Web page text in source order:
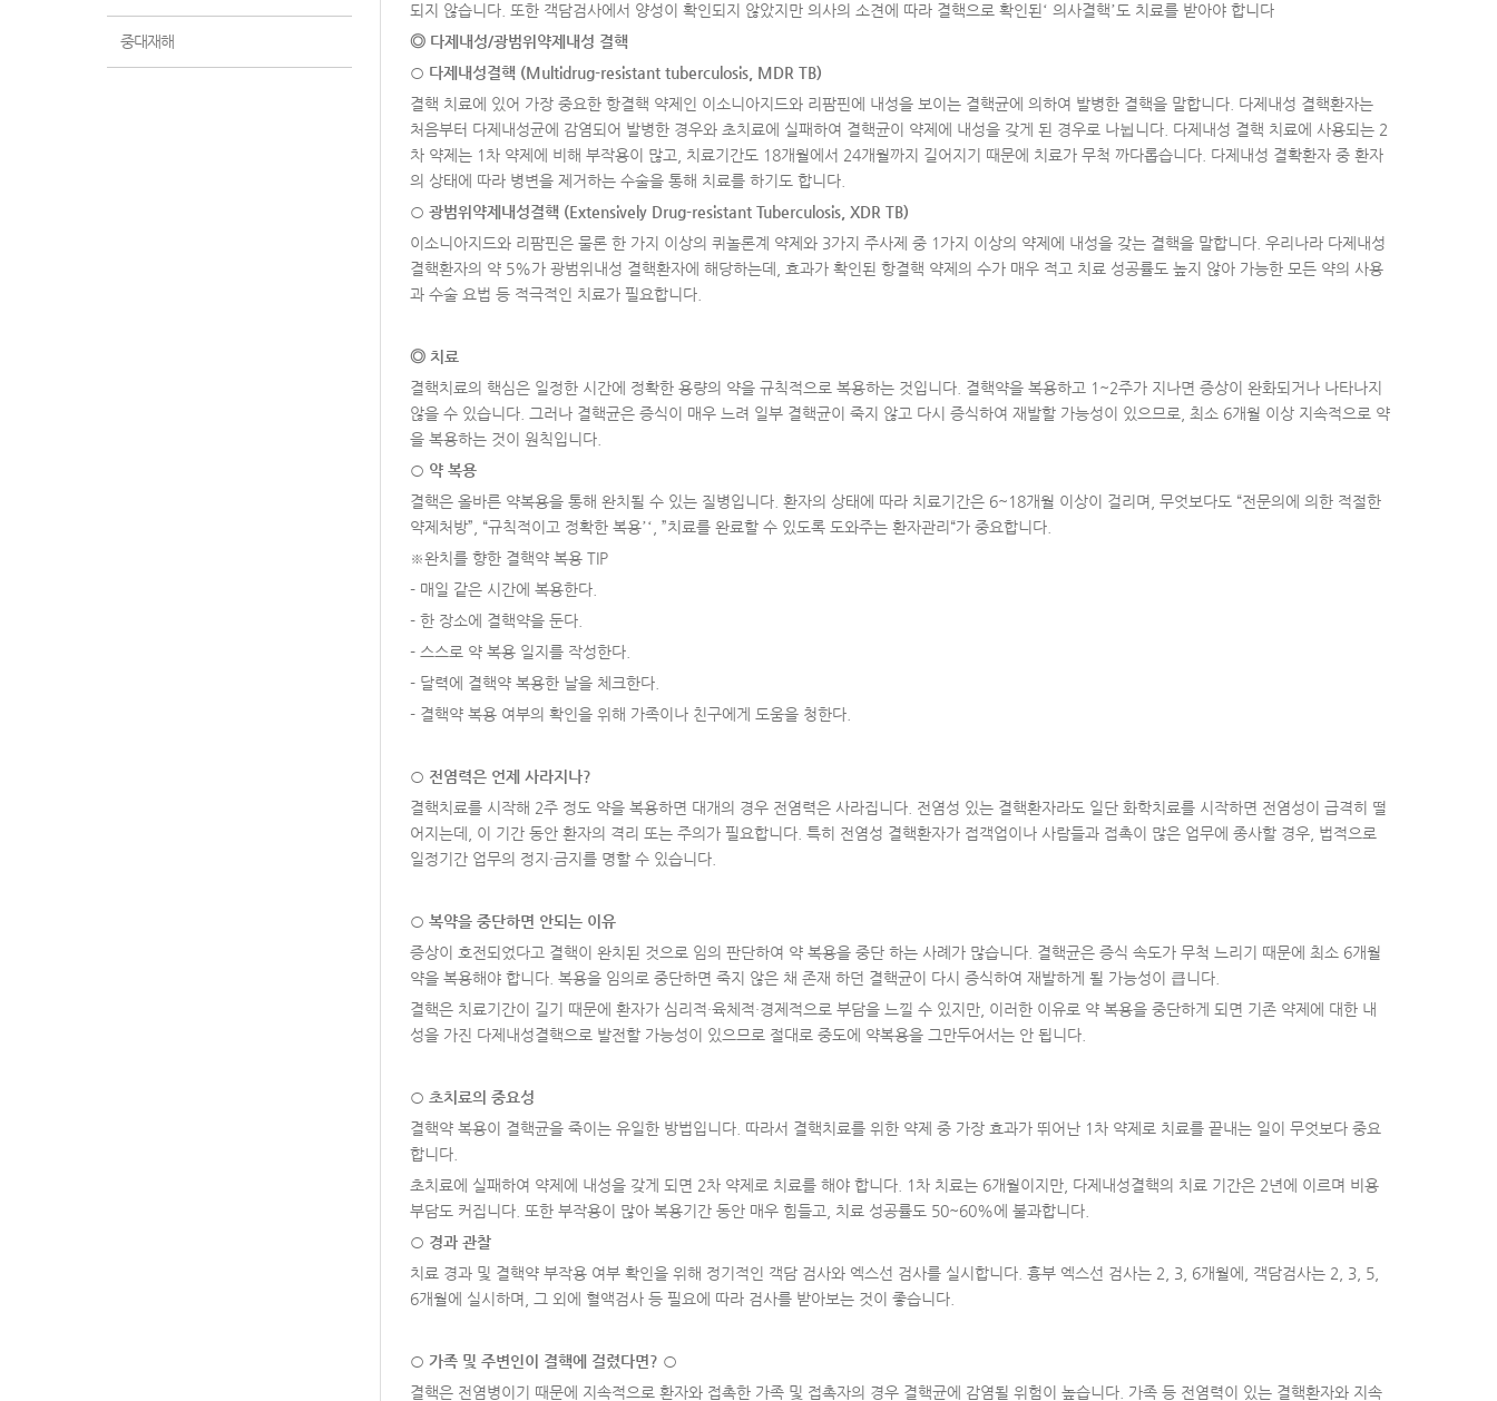
중대재해
되지 않습니다. 또한 객담검사에서 양성이 확인되지 않았지만 의사의 소견에 따라 결핵으로 확인된‘ 의사결핵’도 치료를 받아야 합니다
◎ 다제내성/광범위약제내성 결핵
○ 다제내성결핵 (Multidrug-resistant tuberculosis, MDR TB)
결핵 치료에 있어 가장 중요한 항결핵 약제인 이소니아지드와 리팜핀에 내성을 보이는 결핵균에 의하여 발병한 결핵을 말합니다. 다제내성 결핵환자는
처음부터 다제내성균에 감염되어 발병한 경우와 초치료에 실패하여 결핵균이 약제에 내성을 갖게 된 경우로 나뉩니다. 다제내성 결핵 치료에 사용되는 2
차 약제는 1차 약제에 비해 부작용이 많고, 치료기간도 18개월에서 24개월까지 길어지기 때문에 치료가 무척 까다롭습니다. 다제내성 결확환자 중 환자
의 상태에 따라 병변을 제거하는 수술을 통해 치료를 하기도 합니다.
○ 광범위약제내성결핵 (Extensively Drug-resistant Tuberculosis, XDR TB)
이소니아지드와 리팜핀은 물론 한 가지 이상의 퀴놀론계 약제와 3가지 주사제 중 1가지 이상의 약제에 내성을 갖는 결핵을 말합니다. 우리나라 다제내성
결핵환자의 약 5%가 광범위내성 결핵환자에 해당하는데, 효과가 확인된 항결핵 약제의 수가 매우 적고 치료 성공률도 높지 않아 가능한 모든 약의 사용
과 수술 요법 등 적극적인 치료가 필요합니다.
◎ 치료
결핵치료의 핵심은 일정한 시간에 정확한 용량의 약을 규칙적으로 복용하는 것입니다. 결핵약을 복용하고 1~2주가 지나면 증상이 완화되거나 나타나지
않을 수 있습니다. 그러나 결핵균은 증식이 매우 느려 일부 결핵균이 죽지 않고 다시 증식하여 재발할 가능성이 있으므로, 최소 6개월 이상 지속적으로 약
을 복용하는 것이 원칙입니다.
○ 약 복용
결핵은 올바른 약복용을 통해 완치될 수 있는 질병입니다. 환자의 상태에 따라 치료기간은 6~18개월 이상이 걸리며, 무엇보다도 “전문의에 의한 적절한
약제처방”, “규칙적이고 정확한 복용’‘, ”치료를 완료할 수 있도록 도와주는 환자관리“가 중요합니다.
※완치를 향한 결핵약 복용 TIP
- 매일 같은 시간에 복용한다.
- 한 장소에 결핵약을 둔다.
- 스스로 약 복용 일지를 작성한다.
- 달력에 결핵약 복용한 날을 체크한다.
- 결핵약 복용 여부의 확인을 위해 가족이나 친구에게 도움을 청한다.
○ 전염력은 언제 사라지나?
결핵치료를 시작해 2주 정도 약을 복용하면 대개의 경우 전염력은 사라집니다. 전염성 있는 결핵환자라도 일단 화학치료를 시작하면 전염성이 급격히 떨
어지는데, 이 기간 동안 환자의 격리 또는 주의가 필요합니다. 특히 전염성 결핵환자가 접객업이나 사람들과 접촉이 많은 업무에 종사할 경우, 법적으로
일정기간 업무의 정지·금지를 명할 수 있습니다.
○ 복약을 중단하면 안되는 이유
증상이 호전되었다고 결핵이 완치된 것으로 임의 판단하여 약 복용을 중단 하는 사례가 많습니다. 결핵균은 증식 속도가 무척 느리기 때문에 최소 6개월
약을 복용해야 합니다. 복용을 임의로 중단하면 죽지 않은 채 존재 하던 결핵균이 다시 증식하여 재발하게 될 가능성이 큽니다.
결핵은 치료기간이 길기 때문에 환자가 심리적·육체적·경제적으로 부담을 느낄 수 있지만, 이러한 이유로 약 복용을 중단하게 되면 기존 약제에 대한 내
성을 가진 다제내성결핵으로 발전할 가능성이 있으므로 절대로 중도에 약복용을 그만두어서는 안 됩니다.
○ 초치료의 중요성
결핵약 복용이 결핵균을 죽이는 유일한 방법입니다. 따라서 결핵치료를 위한 약제 중 가장 효과가 뛰어난 1차 약제로 치료를 끝내는 일이 무엇보다 중요
합니다.
초치료에 실패하여 약제에 내성을 갖게 되면 2차 약제로 치료를 해야 합니다. 1차 치료는 6개월이지만, 다제내성결핵의 치료 기간은 2년에 이르며 비용
부담도 커집니다. 또한 부작용이 많아 복용기간 동안 매우 힘들고, 치료 성공률도 50~60%에 불과합니다.
○ 경과 관찰
치료 경과 및 결핵약 부작용 여부 확인을 위해 정기적인 객담 검사와 엑스선 검사를 실시합니다. 흉부 엑스선 검사는 2, 3, 6개월에, 객담검사는 2, 3, 5,
6개월에 실시하며, 그 외에 혈액검사 등 필요에 따라 검사를 받아보는 것이 좋습니다.
○ 가족 및 주변인이 결핵에 걸렸다면 ? ○
결핵은 전염병이기 때문에 지속적으로 환자와 접촉한 가족 및 접촉자의 경우 결핵균에 감염될 위험이 높습니다. 가족 등 전염력이 있는 결핵환자와 지속